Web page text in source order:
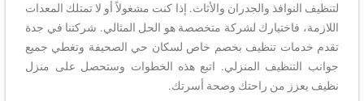
لتنظيف النوافذ والجدران والأثاث. إذا كنت مشغولاً أو لا تمتلك المعدات
اللازمة، فاختيارك لشركة متخصصة هو الحل المثالي. شركتنا في جدة
تقدم خدمات تنظيف بخصم خاص لسكان حي الصحيفة وتغطي جميع
جوانب التنظيف المنزلي. اتبع هذه الخطوات وستحصل على منزل
نظيف يعزز من راحتك وصحة أسرتك.